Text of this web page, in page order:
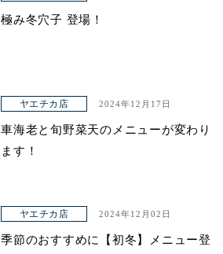
極み冬穴子 登場！
ヤエチカ店 2024年12月17日
車海老と旬野菜天のメニューが変わり
ます！
ヤエチカ店 2024年12月02日
季節のおすすめに【初冬】メニュー登